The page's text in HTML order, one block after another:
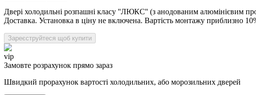
Двері холодильні розпашні класу ''ЛЮКС'' (з анодованим алюмінієвим
Доставка. Установка в ціну не включена. Вартість монтажу приблизно
Зареєструйтеся щоб купити
vip
Замовте розрахунок прямо зараз
Швидкий прорахунок вартості холодильних, або морозильних дверей